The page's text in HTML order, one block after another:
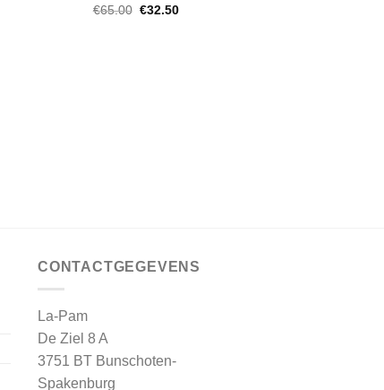
€65.00 Oorspronkelijke
€32.50Huidige
CONTACTGEGEVENS
La-Pam
De Ziel 8 A
3751 BT Bunschoten-
Spakenburg